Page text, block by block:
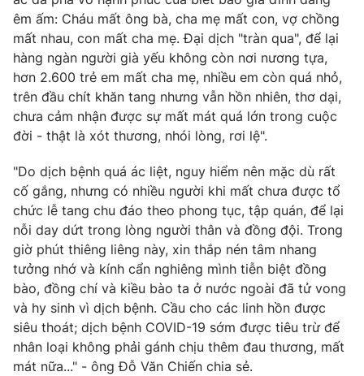
êm ấm: Cháu mất ông bà, cha mẹ mất con, vợ chồng
mất nhau, con mất cha mẹ. Đại dịch "tràn qua", để lại
hàng ngàn người già yếu không còn nơi nương tựa,
hơn 2.600 trẻ em mất cha mẹ, nhiều em còn quá nhỏ,
trên đầu chít khăn tang nhưng vẫn hồn nhiên, thơ dại,
chưa cảm nhận được sự mất mát quá lớn trong cuộc
đời - thật là xót thương, nhói lòng, rơi lệ".
"Do dịch bệnh quá ác liệt, nguy hiểm nên mặc dù rất
cố gắng, nhưng có nhiều người khi mất chưa được tổ
chức lễ tang chu đáo theo phong tục, tập quán, để lại
nỗi day dứt trong lòng người thân và đồng đội. Trong
giờ phút thiêng liêng này, xin thắp nén tâm nhang
tưởng nhớ và kính cẩn nghiêng mình tiễn biệt đồng
bào, đồng chí và kiều bào ta ở nước ngoài đã tử vong
và hy sinh vì dịch bệnh. Cầu cho các linh hồn được
siêu thoát; dịch bệnh COVID-19 sớm được tiêu trừ để
nhân loại không phải gánh chịu thêm đau thương, mất
mát nữa..." - ông Đỗ Văn Chiến chia sẻ.